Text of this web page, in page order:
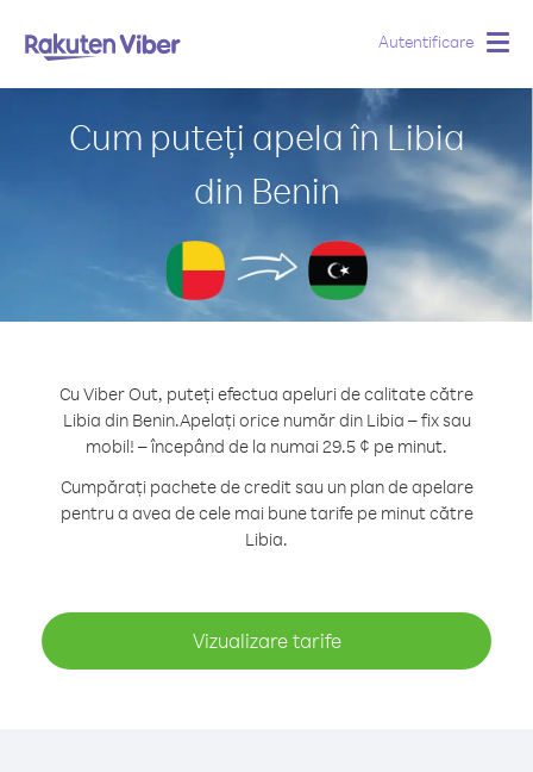
Autentificare
Cum puteți apela în Libia
din Benin
Cu Viber Out, puteți efectua apeluri de calitate către
Libia din Benin.Apelați orice număr din Libia – fix sau
mobil! – începând de la numai 29.5 ¢ pe minut.
Cumpărați pachete de credit sau un plan de apelare
pentru a avea de cele mai bune tarife pe minut către
Libia.
Vizualizare tarife